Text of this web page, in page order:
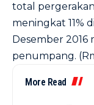
total
meningkat 11%
Desember 2016
penumpang.
More Read